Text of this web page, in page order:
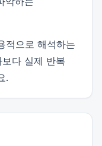
적으로 해석하는
다 실제 반복
.